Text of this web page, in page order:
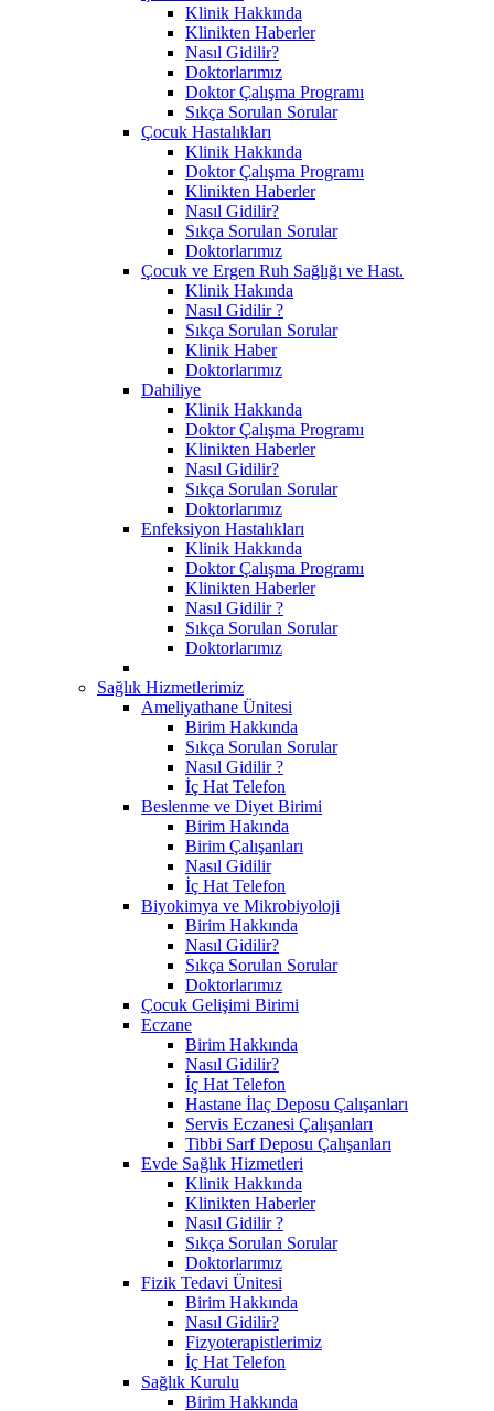
Klinik Hakkında
Klinikten Haberler
Nasıl Gidilir?
Doktorlarımız
Doktor Çalışma Programı
Sıkça Sorulan Sorular
Çocuk Hastalıkları
Klinik Hakkında
Doktor Çalışma Programı
Klinikten Haberler
Nasıl Gidilir?
Sıkça Sorulan Sorular
Doktorlarımız
Çocuk ve Ergen Ruh Sağlığı ve Hast.
Klinik Hakında
Nasıl Gidilir ?
Sıkça Sorulan Sorular
Klinik Haber
Doktorlarımız
Dahiliye
Klinik Hakkında
Doktor Çalışma Programı
Klinikten Haberler
Nasıl Gidilir?
Sıkça Sorulan Sorular
Doktorlarımız
Enfeksiyon Hastalıkları
Klinik Hakkında
Doktor Çalışma Programı
Klinikten Haberler
Nasıl Gidilir ?
Sıkça Sorulan Sorular
Doktorlarımız
Sağlık Hizmetlerimiz
Ameliyathane Ünitesi
Birim Hakkında
Sıkça Sorulan Sorular
Nasıl Gidilir ?
İç Hat Telefon
Beslenme ve Diyet Birimi
Birim Hakında
Birim Çalışanları
Nasıl Gidilir
İç Hat Telefon
Biyokimya ve Mikrobiyoloji
Birim Hakkında
Nasıl Gidilir?
Sıkça Sorulan Sorular
Doktorlarımız
Çocuk Gelişimi Birimi
Eczane
Birim Hakkında
Nasıl Gidilir?
İç Hat Telefon
Hastane İlaç Deposu Çalışanları
Servis Eczanesi Çalışanları
Tibbi Sarf Deposu Çalışanları
Evde Sağlık Hizmetleri
Klinik Hakkında
Klinikten Haberler
Nasıl Gidilir ?
Sıkça Sorulan Sorular
Doktorlarımız
Fizik Tedavi Ünitesi
Birim Hakkında
Nasıl Gidilir?
Fizyoterapistlerimiz
İç Hat Telefon
Sağlık Kurulu
Birim Hakkında